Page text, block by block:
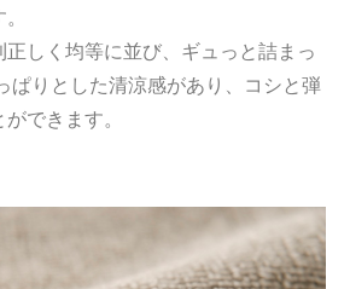
しく均等に並び、ギュっと詰まっ
ぱりとした清涼感があり、コシと弾
できます。